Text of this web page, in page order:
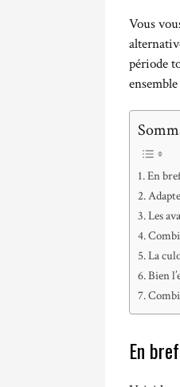
Vous
période
En
Les
La
Bien
En bref